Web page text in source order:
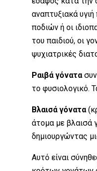
αναπτυξιακά
ποδιών ή οι
του παιδιού, οι
ψυχιατρικές
Ραιβά γόνατα
το φυσιολογικό.
Βλαισά γόνατα
άτομα με βλαισά
δημιουργώντας
Αυτό είναι